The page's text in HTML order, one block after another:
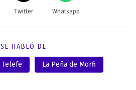
Twitter Whatsapp
SE HABLÓ DE
Telefe La Peña de Morfi